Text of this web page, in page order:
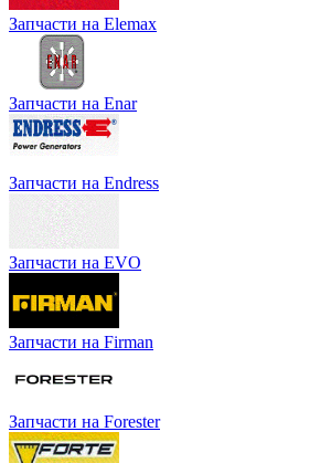
Запчасти на Elemax
Запчасти на Enar
Запчасти на Endress
Запчасти на EVO
Запчасти на Firman
Запчасти на Forester